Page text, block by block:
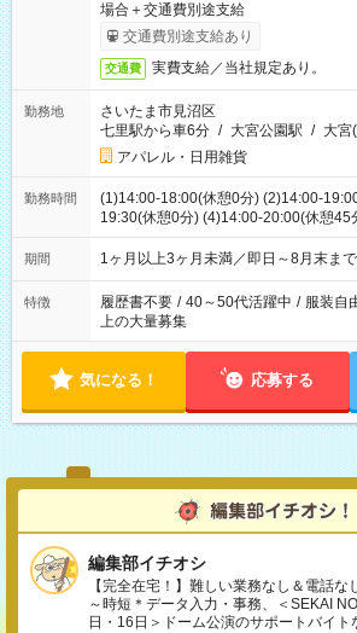
場合＋交通費別途支給
交通費別途支給あり
交通費 実費支給／当社規定あり。
勤務地
さいたま市見沼区
七里駅から車6分 / 大宮公園駅 / 大宮
アパレル・日用雑貨
勤務時間
(1)14:00-18:00(休憩0分) (2)14:00-
19:30(休憩0分) (4)14:00-20:00(休憩45
ます
期間 1ヶ月以上3ヶ月未満／即日～8月末ま
特徴 履歴書不要 / 40～50代活躍中 / 服装自
上の大量募集
気になる！ 応募する
編集部イチオシ
【完全在宅！】難しい業務なし＆電話
～時短＊データ入力・事務、＜SEKAI
日・16日＞ドーム公演のサポートバイト